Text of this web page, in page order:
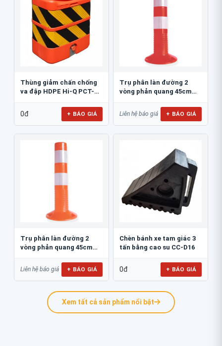
Thùng giảm chấn chống
va đập HDPE Hi-Q PCT-
0đ + BÁO GIÁ
Trụ phân làn đường 2
vòng phản quang 45cm
Liên hệ báo giá + BÁO GIÁ
Trụ phân làn đường 2
vòng phản quang 45cm
Liên hệ báo giá + BÁO GIÁ
Chèn bánh xe tam giác 3
tấn bằng cao su CC-D16
0đ + BÁO GIÁ
Xem tất cả sản phẩm nổi bật